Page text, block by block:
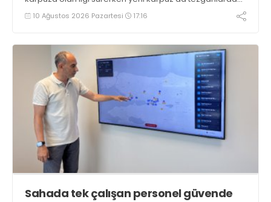
yerini aldı
10 Ağustos 2026 Pazartesi 17:16
Sahada tek çalışan personel güvende